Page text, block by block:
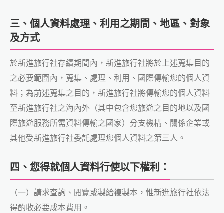
三、個人資料處理、利用之期間、地區、對象
及方式
於新進旅行社存續期間內，新進旅行社將於上述蒐集目的
之必要範圍內，蒐集、處理、利用、國際傳輸您的個人資
料；為前述蒐集之目的，新進旅行社將傳輸您的個人資料
至新進旅行社之海內外（其中包含您旅遊之目的地以及國
際旅遊服務所需資料傳輸之國家）分支機構、關係企業或
其他受新進旅行社委託處理您個人資料之第三人。
四、您得就個人資料行使以下權利：
（一）請求查詢、閱覽或製給複製本，惟新進旅行社依法
得酌收必要成本費用。